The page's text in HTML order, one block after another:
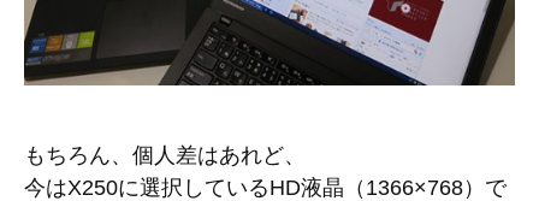
もちろん、個人差はあれど、
今はX250に選択しているHD液晶（1366×768）で